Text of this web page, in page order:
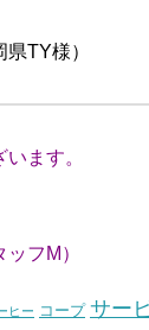
ます。
ヒー コープ サー